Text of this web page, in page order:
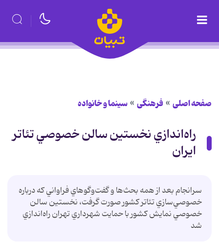
صفحه اصلی فرهنگی سینما و خانواده
راه‌اندازي نخستين سالن خصوصي تئاتر
ايران
سرانجام بعد از همه بحث‌ها و گفت‌وگوهاي فراواني كه درباره
خصوصي‌سازي تئاتر كشور صورت گرفت، نخستين سالن
خصوصي نمايش كشور با حمايت شهرداري تهران راه‌اندازي
شد